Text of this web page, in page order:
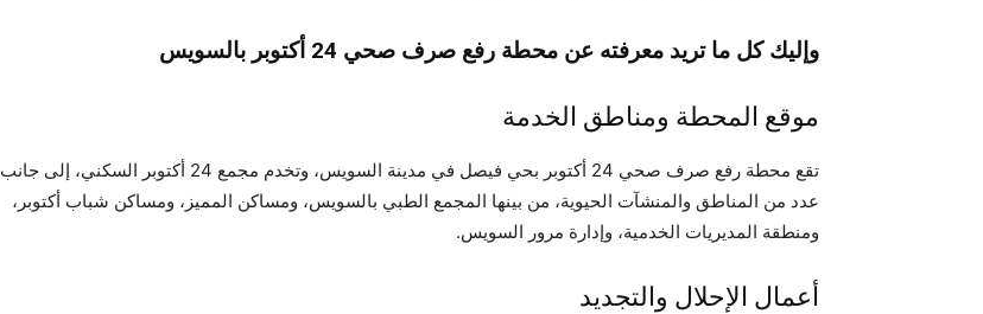
وإليك كل ما تريد معرفته عن محطة رفع صرف صحي 24 أكتوبر بالسويس
موقع المحطة ومناطق الخدمة
تقع محطة رفع صرف صحي 24 أكتوبر بحي فيصل في مدينة السويس، وتخدم مجمع 24 أكتوبر السكني، إلى جانب
عدد من المناطق والمنشآت الحيوية، من بينها المجمع الطبي بالسويس، ومساكن المميز، ومساكن شباب أكتوبر،
ومنطقة المديريات الخدمية، وإدارة مرور السويس.
أعمال الإحلال والتجديد